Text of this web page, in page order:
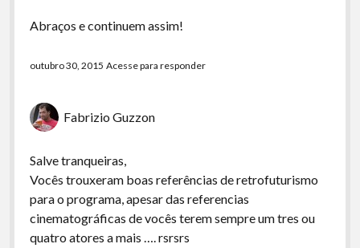
Abraços e continuem assim!
outubro 30, 2015 Acesse para responder
Fabrizio Guzzon
Salve tranqueiras,
Vocês trouxeram boas referências de retrofuturismo
para o programa, apesar das referencias
cinematográficas de vocês terem sempre um tres ou
quatro atores a mais …. rsrsrs